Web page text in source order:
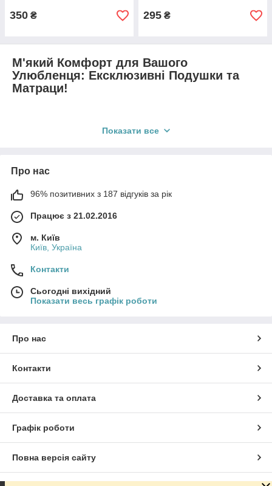
350 ₴ 295 ₴
М'який Комфорт для Вашого
Улюбленця: Ексклюзивні Подушки та
Матраци!
Подаруйте своєму коту або собаці справжній райський
Кожен виріб — це
гарантує унікальність і
відмінну якість
лише найкращий
холофайбер
як наповнювач, що
забезпечує м'якість, підтримку та безпеку навіть для
найчутливіших тварин.
Забудьте про неспокійний сон! Наші лежанки дарують тепло,
затишок та здоровий відпочинок. Обираючи нас, Ви обираєте
турботу, стиль та виняткову якість
Подбайте про його комфорт вже сьогодні!
Показати все
Про нас
96% позитивних з 187 відгуків за рік
Працює з 21.02.2016
м. Київ
Київ, Україна
Контакти
Сьогодні вихідний
Показати весь графік роботи
Про нас
Контакти
Доставка та оплата
Графік роботи
Повна версія сайту